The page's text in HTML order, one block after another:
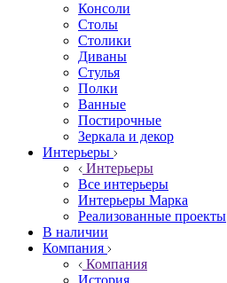
Консоли
Столы
Столики
Диваны
Стулья
Полки
Ванные
Постирочные
Зеркала и декор
Интерьеры
Интерьеры
Все интерьеры
Интерьеры Марка
Реализованные проекты
В наличии
Компания
Компания
История